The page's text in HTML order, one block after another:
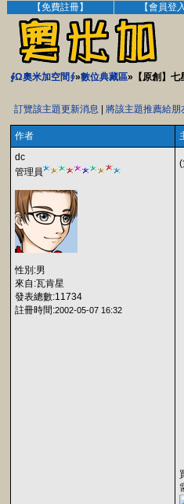
【免費註冊】 【會員登
∮Ω奧米加空間∮»數位典藏區»【原創】七
訂覽該主題更新消息 將該主題推薦給朋
作者
dc
管理員
性別:男
來自:瓦肯星
發表總數:11734
註冊時間:2002-05-07 16:32
(